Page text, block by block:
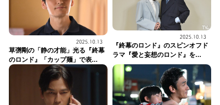
2025.10.13
草彅剛の「静の才能」光る『終幕
のロンド』「カップ麺」で表...
2025.10.13
『終幕のロンド』のスピンオフド
ラマ『愛と妄想のロンド』を...